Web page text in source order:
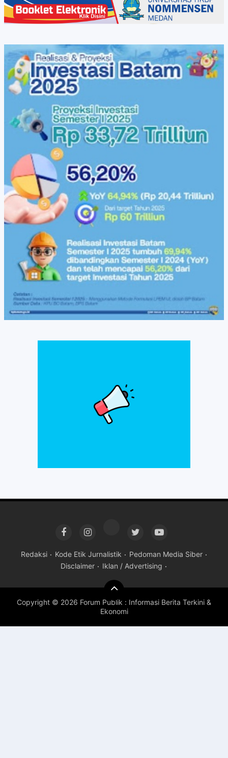
Redaksi Kode Etik Jurnalistik
Pedoman Media Siber
Disclaimer
Iklan / Advertising
Copyright © 2026 Forum Publik : Informasi Berita Terkini &
Ekonomi